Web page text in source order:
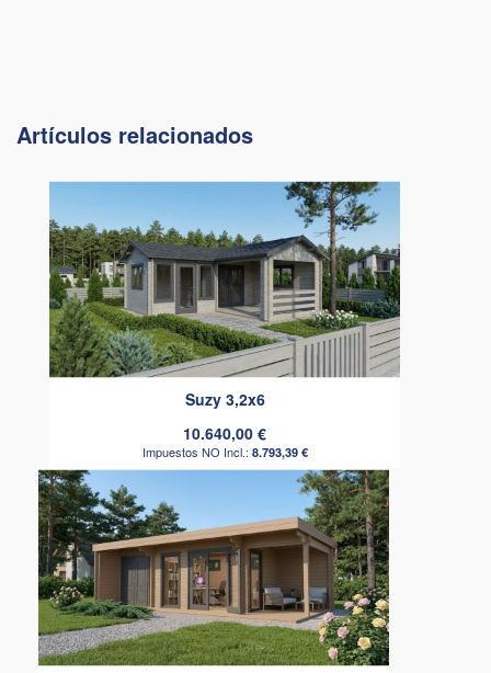
Artículos relacionados
Suzy 3,2x6
10.640,00 €
8.793,39 €